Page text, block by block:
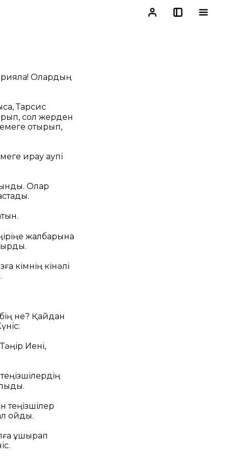
Олардың
Тарсис
сол жерден
отырып,
қирау қаупі
Олар
жалбарына
кімнің кінәлі
не? Қайдан
Иені,
теңізшілер
қойды.
ұшырап